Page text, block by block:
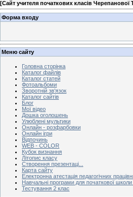
[Сайт учителя початкових класів Черепанової
Форма входу
Меню сайту
Головна сторінка
Каталог файлів
Каталог статей
Фотоальбоми
Зворотній зв'язок
Каталог сайтів
Блог
Мої відео
Дошка оголошень
Улюблені мультики
Онлайн - розфарбовки
Онлайн ігри
Відпочинь
WEB - COLOR
Кубок визнання
Літопис класу
Створення презентаці...
Карта сайту
Електронна атестація педагогічних
Навчальні програми для початкової
Тестування 2 клас